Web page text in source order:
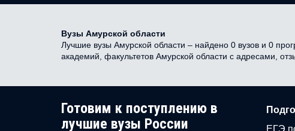
Вузы Амурской области
Лучшие вузы Амурской области – найдено 0 вузов и 0
академий, факультетов Амурской области с адресами,
Готовим к поступлению в
лучшие вузы России
ЕГЭ